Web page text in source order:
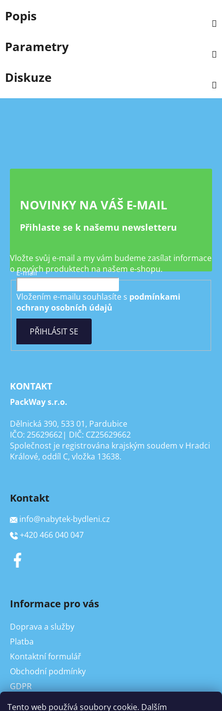
Tento web používá soubory cookie. Dalším
Popis
Parametry
Diskuze
Z
NOVINKY NA VÁŠ E-MAIL
Přihlaste se k našemu newsletteru
Vložte svůj e-mail a my vám budeme zasílat informace
o nových produktech na našem e-shopu.
E-mail
Vložením e-mailu souhlasíte s podmínkami
ochrany osobních údajů
PŘIHLÁSIT SE
KONTAKT
PackWay s.r.o.
Dělnická 390, 533 01, Pardubice
IČO: 25629662| DIČ: CZ25629662
Společnost je registrována krajským soudem v Hradci
Králové, oddíl C, vložka 13638.
Kontakt
info@nabytek-bydleni.cz
+420 466 040 047
Informace pro vás
Doprava a služby
Platba
Kontaktní formulář
Obchodní podmínky
GDPR
On-line odstoupení od kupní smlouvy, reklamace